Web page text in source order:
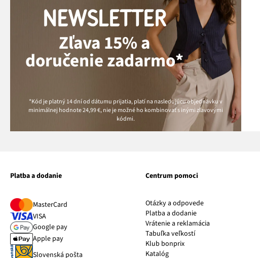
NEWSLETTER
Zľava 15% a
doručenie zadarmo*
*Kód je platný 14 dní od dátumu prijatia, platí na nasledujúcu objednávku v
minimálnej hodnote24,99 €, nie je možné ho kombinovať s inými zľavovými
kódmi.
Platba a dodanie
MasterCard
VISA
Google pay
Apple pay
Slovenská pošta
Centrum pomoci
Otázky a odpovede
Platba a dodanie
Vrátenie a reklamácia
Tabuľka veľkostí
Klub bonprix
Katalóg